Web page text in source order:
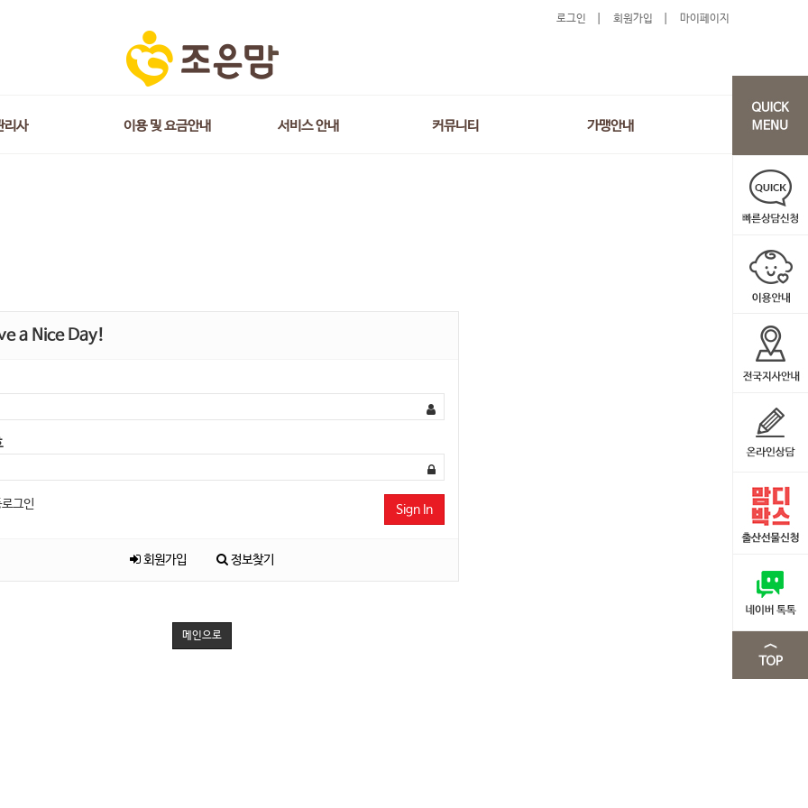
로그인 회원가입 마이페이지
리사 이용 및 요금안내 서비스 안내 커뮤니티 가맹안내
a Nice Day!
그인 Sign In
회원가입 정보찾기
메인으로